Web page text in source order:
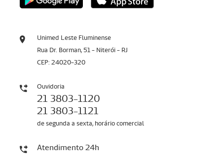
Unimed Leste Fluminense
Rua Dr. Borman, 51 - Niterói - RJ
CEP: 24020-320
Ouvidoria
21 3803-1120
21 3803-1121
de segunda a sexta, horário comercial
Atendimento 24h